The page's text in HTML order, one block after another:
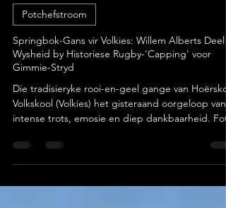
Yolandi Botes
May 22
2 min read
Potchefstroom
Springbok-Gans vir Volkies: Willem Alberts Deel
Wysheid by Historiese Rugby-'Capping' voor
Gimmie-Stryd
Die tradisieryke rooi-en-geel gange van
intense trots, emosie en diep dankbaarheid.
Hoërskool Volkskool Die skool se